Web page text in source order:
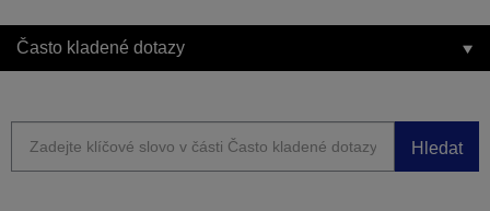
Často kladené dotazy
Hledat